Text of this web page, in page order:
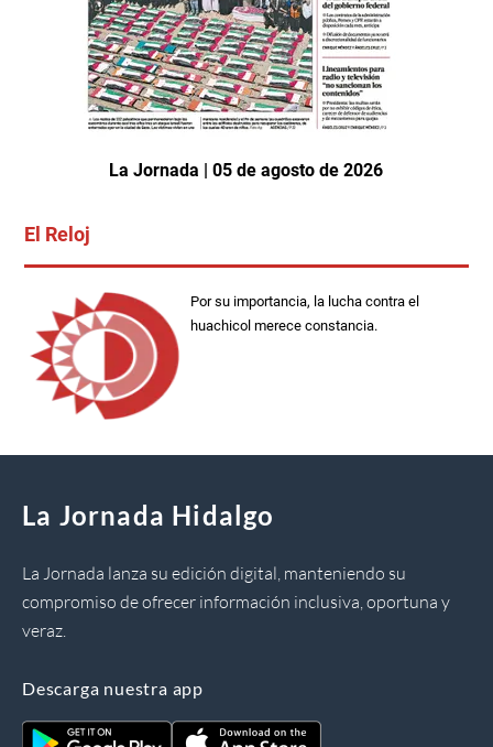
La Jornada | 05 de agosto de 2026
El Reloj
Por su importancia, la lucha contra el
huachicol merece constancia.
La Jornada Hidalgo
La Jornada lanza su edición digital, manteniendo su
compromiso de ofrecer información inclusiva, oportuna y
veraz.
Descarga nuestra app